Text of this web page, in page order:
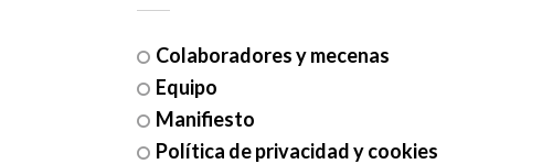
Colaboradores y mecenas
Equipo
Manifiesto
Política de privacidad y cookies